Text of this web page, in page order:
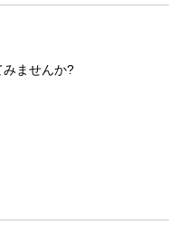
みませんか?